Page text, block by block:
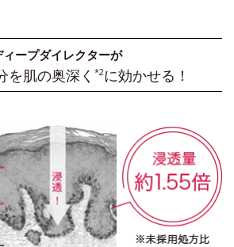
ィープダイレクターが
を肌の奥深く *2に効かせる！